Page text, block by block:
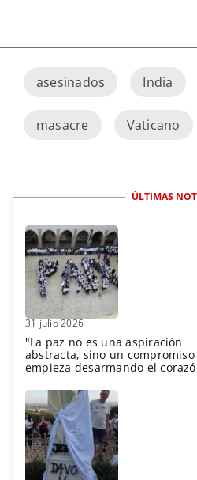
asesinados India
masacre Vaticano
ÚLTIMAS
31 julio 2026
"La paz no es una aspiración
abstracta, sino un
empieza desarmando el